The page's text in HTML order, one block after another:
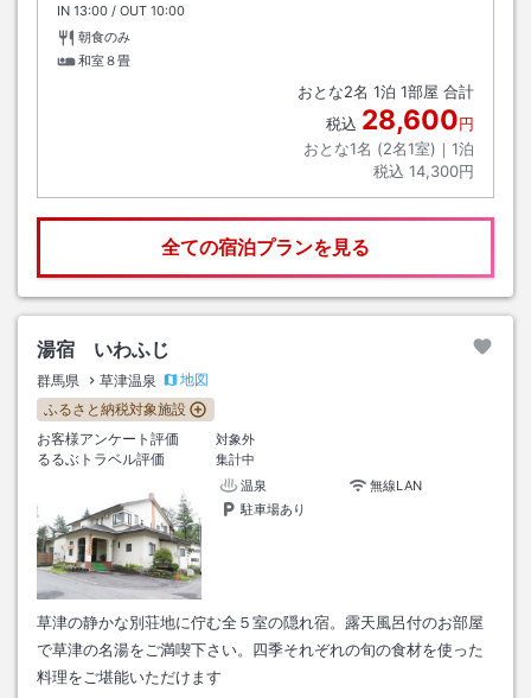
IN チェックイン
13:00 / OUT チェックアウト
10:00
朝食のみ
和室８畳
おとな2名 1泊 1部屋 合計
税込 28,600円
おとな1名 (2名1室)｜ 1泊
税込 14,300円
全ての宿泊プランを見る
湯宿 いわふじ
群馬県 草津温泉
地図
ふるさと納税対象施設
お客様アンケート評価
対象外
るるぶトラベル評価
集計中
温泉
無線LAN
駐車場あり
草津の静かな別荘地に佇む全５室の隠れ宿。露天風呂付のお部屋
で草津の名湯をご満喫下さい。四季それぞれの旬の食材を使った
料理をご堪能いただけます